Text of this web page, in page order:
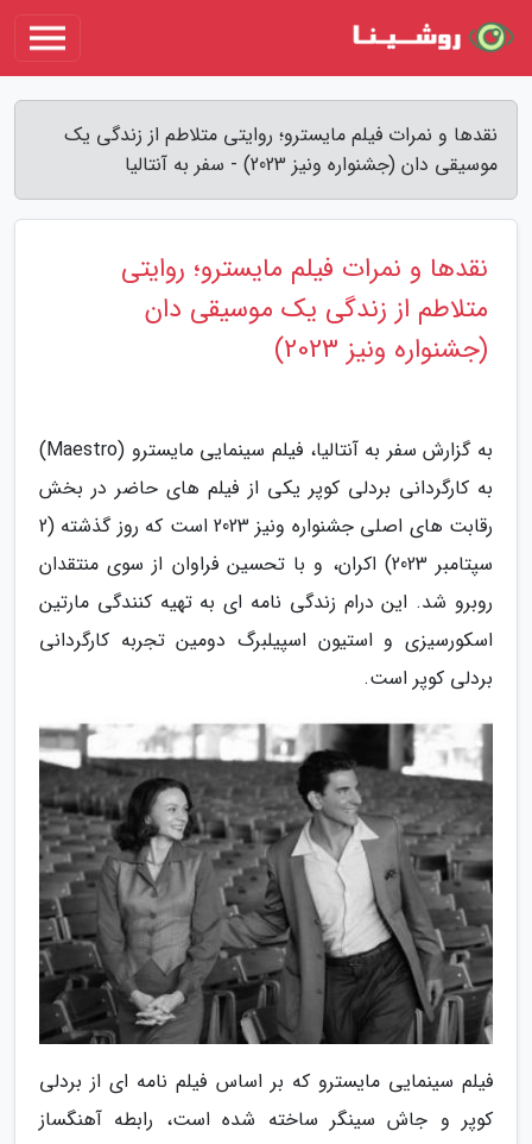
نقدها و نمرات فیلم مایسترو؛ روایتی متلاطم از زندگی یک
موسیقی دان (جشنواره ونیز 2023) - سفر به آنتالیا
نقدها و نمرات فیلم مایسترو؛ روایتی
متلاطم از زندگی یک موسیقی دان
(جشنواره ونیز 2023)
به گزارش سفر به آنتالیا، فیلم سینمایی مایسترو (Maestro)
به کارگردانی بردلی کوپر یکی از فیلم های حاضر در بخش
رقابت های اصلی جشنواره ونیز 2023 است که روز گذشته (2
سپتامبر 2023) اکران، و با تحسین فراوان از سوی منتقدان
روبرو شد. این درام زندگی نامه ای به تهیه کنندگی مارتین
اسکورسیزی و استیون اسپیلبرگ دومین تجربه کارگردانی
بردلی کوپر است.
فیلم سینمایی مایسترو که بر اساس فیلم نامه ای از بردلی
کوپر و جاش سینگر ساخته شده است، رابطه آهنگساز